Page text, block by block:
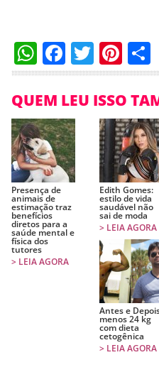
WhatsApp
Facebook
Twitter
QUEM LEU ISSO
Presença de
animais de
estimação traz
benefícios
diretos para a
saúde mental e
física dos
tutores
> LEIA AGORA
Edith Gomes:
estilo de vida
saudável não
sai de moda
> LEIA AGORA
Antes e
menos 24 kg
com dieta
cetogênica
> LEIA AGORA